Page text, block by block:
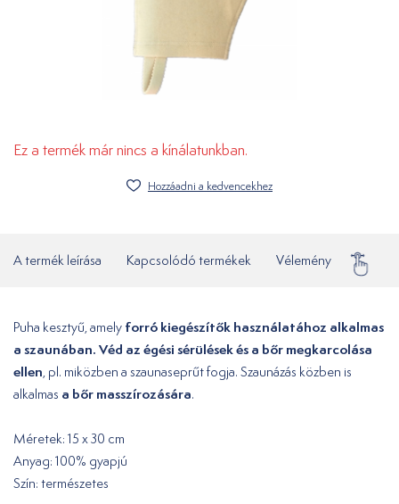
Ez a termék már nincs a kínálatunkban.
Hozzáadni a kedvencekhez
A termék leírása Kapcsolódó termékek Vélemény
Puha kesztyű, amely forró kiegészítők használatához alkalmas
a szaunában. Véd az égési sérülések és a bőr megkarcolása
ellen , pl. miközben a szaunaseprűt fogja. Szaunázás közben is
alkalmas a bőr masszírozására.
Méretek: 15 x 30 cm
Anyag: 100% gyapjú
Szín: természetes